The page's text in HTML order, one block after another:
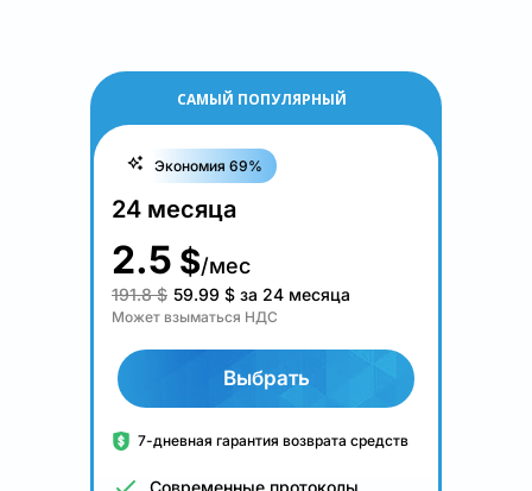
САМЫЙ ПОПУЛЯРНЫЙ
Экономия 69%
24 месяца
2.5 $/мес
191.8 $ 59.99 $ за 24 месяца
Может взыматься НДС
Выбрать
7-дневная гарантия возврата средств